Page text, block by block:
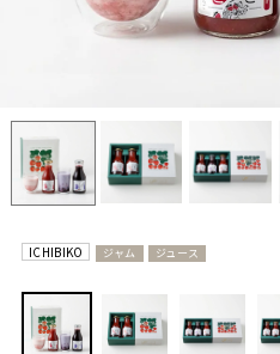
ICHIBIKO ジャム ジュース